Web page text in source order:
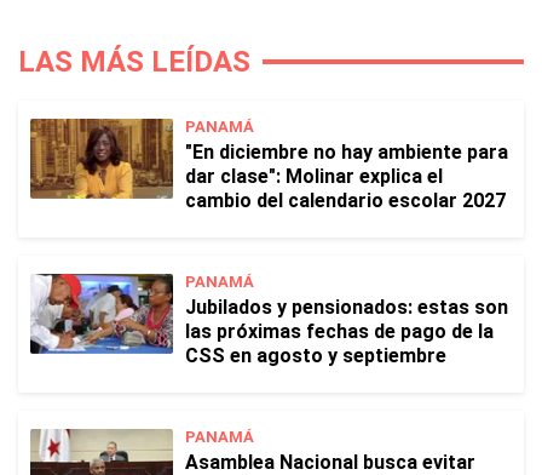
LAS MÁS LEÍDAS
PANAMÁ
"En diciembre no hay ambiente para
dar clase": Molinar explica el
cambio del calendario escolar 2027
PANAMÁ
Jubilados y pensionados: estas son
las próximas fechas de pago de la
CSS en agosto y septiembre
PANAMÁ
Asamblea Nacional busca evitar